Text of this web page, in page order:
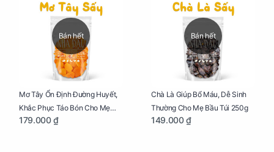
Bán hết
Mơ Tây Ổn Định Đường Huyết,
Khắc Phục Táo Bón Cho Mẹ
Bầu Túi 250g
179.000 ₫
Bán hết
Chà Là Giúp Bổ Máu, Dễ Sinh
Thường Cho Mẹ Bầu Túi 250g
149.000 ₫